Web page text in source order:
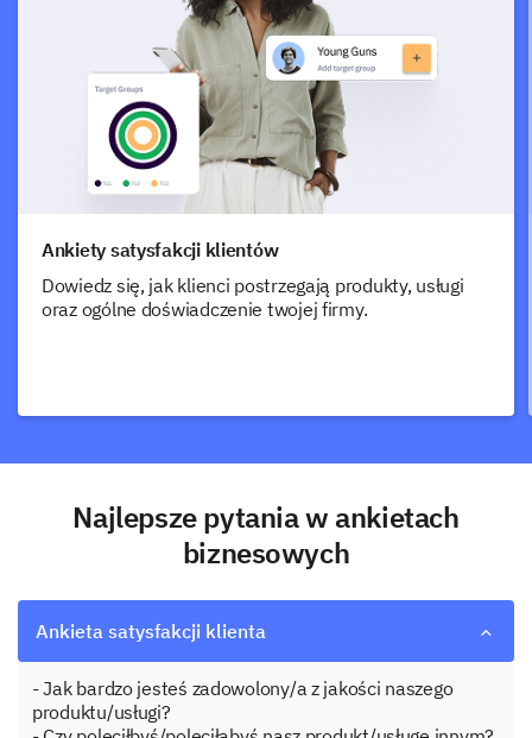
Ankiety satysfakcji klientów
Dowiedz się, jak klienci postrzegają produkty, usługi
oraz ogólne doświadczenie twojej firmy.
Najlepsze pytania w ankietach
biznesowych
Ankieta satysfakcji klienta
- Jak bardzo jesteś zadowolony/a z jakości naszego
produktu/usługi?